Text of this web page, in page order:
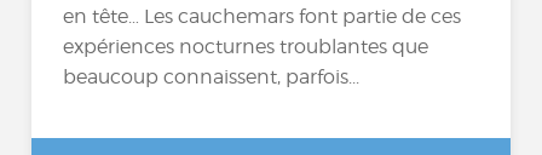
en tête… Les cauchemars font partie de ces
expériences nocturnes troublantes que
beaucoup connaissent, parfois...